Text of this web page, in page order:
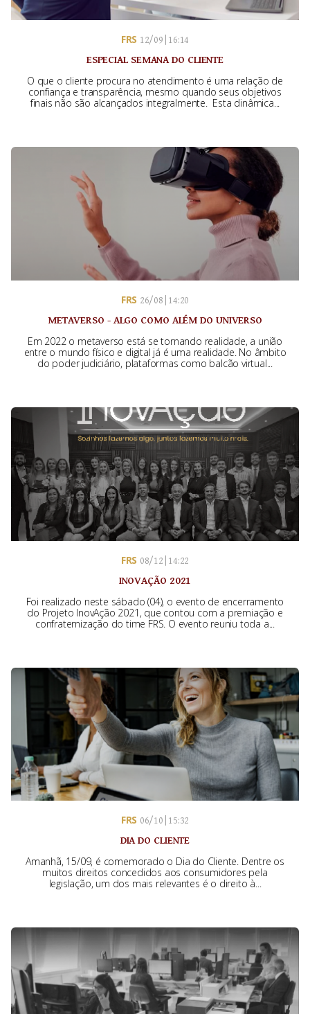
FRS 12/09 | 16:14
ESPECIAL SEMANA DO CLIENTE
O que o cliente procura no atendimento é uma relação de
confiança e transparência, mesmo quando seus objetivos
finais não são alcançados integralmente. Esta dinâmica...
FRS 26/08 | 14:20
METAVERSO - ALGO COMO ALÉM DO UNIVERSO
Em 2022 o metaverso está se tornando realidade, a união
entre o mundo físico e digital já é uma realidade. No âmbito
do poder judiciário, plataformas como balcão virtual...
FRS 08/12 | 14:22
INOVAÇÃO 2021
Foi realizado neste sábado (04), o evento de encerramento
do Projeto InovAção 2021, que contou com a premiação e
confraternização do time FRS. O evento reuniu toda a...
FRS 06/10 | 15:32
DIA DO CLIENTE
Amanhã, 15/09, é comemorado o Dia do Cliente. Dentre os
muitos direitos concedidos aos consumidores pela
legislação, um dos mais relevantes é o direito à...